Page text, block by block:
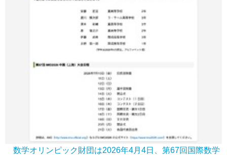
数学オリンピック財団は2026年4月4日、第67回国際数学